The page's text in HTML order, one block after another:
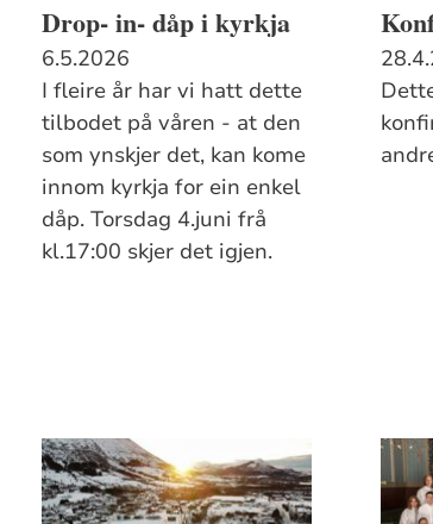
Drop- in- dåp i kyrkja
6.5.2026
I fleire år har vi hatt dette
tilbodet på våren - at den
som ynskjer det, kan kome
innom kyrkja for ein enkel
dåp. Torsdag 4.juni frå
kl.17:00 skjer det igjen.